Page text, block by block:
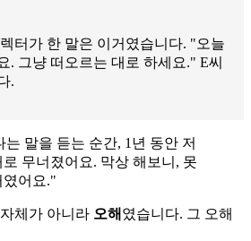
터가 한 말은 이거였습니다. "오늘
. 그냥 떠오르는 대로 하세요." E씨
.
말을 듣는 순간, 1년 동안 저
무너졌어요. 막상 해보니, 못
였어요."
체가 아니라 오해 였습니다. 그 오해